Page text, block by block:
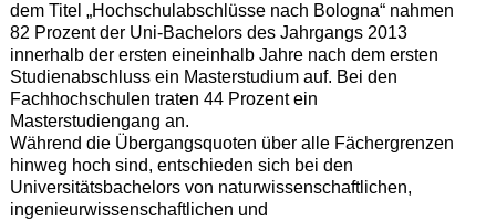
dem Titel „Hochschulabschlüsse nach Bologna“ nahmen
82 Prozent der Uni-Bachelors des Jahrgangs 2013
innerhalb der ersten eineinhalb Jahre nach dem ersten
Studienabschluss ein Masterstudium auf. Bei den
Fachhochschulen traten 44 Prozent ein
Masterstudiengang an.
Während die Übergangsquoten über alle Fächergrenzen
hinweg hoch sind, entschieden sich bei den
Universitätsbachelors von naturwissenschaftlichen,
ingenieurwissenschaftlichen und